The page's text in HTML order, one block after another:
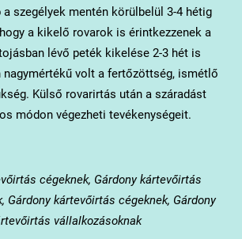
szegélyek mentén körülbelül 3-4 hétig
a kikelő rovarok is érintkezzenek a
lévő peték kikelése 2-3 hét is
nagymértékű volt a fertőzöttség, ismétlő
Külső rovarirtás után a száradást
módon végezheti tevékenységeit.
cégeknek, Gárdony kártevőirtás
Gárdony kártevőirtás cégeknek, Gárdony
vállalkozásoknak